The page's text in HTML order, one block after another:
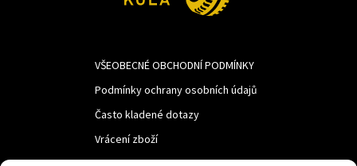
VŠEOBECNÉ OBCHODNÍ PODMÍNKY
Podmínky ochrany osobních údajů
Často kladené dotazy
Vrácení zboží